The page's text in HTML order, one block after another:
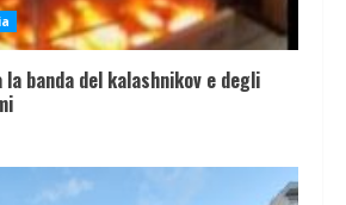
banda del kalashnikov e degli